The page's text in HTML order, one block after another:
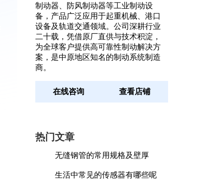
制动器、防风制动器等工业制动设
备，产品广泛应用于起重机械、港口
设备及轨道交通领域。公司深耕行业
二十载，凭借原厂直供与技术积淀，
为全球客户提供高可靠性制动解决方
案，是中原地区知名的制动系统制造
商。
在线咨询 查看店铺
热门文章
无缝钢管的常用规格及壁厚
生活中常见的传感器有哪些呢